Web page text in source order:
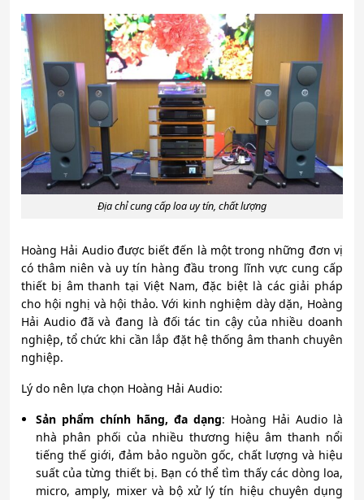
Địa chỉ cung cấp loa uy tín, chất lượng
Hoàng Hải Audio được biết đến là một trong những đơn vị
có thâm niên và uy tín hàng đầu trong lĩnh vực cung cấp
thiết bị âm thanh tại Việt Nam, đặc biệt là các giải pháp
cho hội nghị và hội thảo. Với kinh nghiệm dày dặn, Hoàng
Hải Audio đã và đang là đối tác tin cậy của nhiều doanh
nghiệp, tổ chức khi cần lắp đặt hệ thống âm thanh chuyên
nghiệp.
Lý do nên lựa chọn Hoàng Hải Audio:
Sản phẩm chính hãng, đa dạng: Hoàng Hải Audio là
nhà phân phối của nhiều thương hiệu âm thanh nổi
tiếng thế giới, đảm bảo nguồn gốc, chất lượng và hiệu
suất của từng thiết bị. Bạn có thể tìm thấy các dòng loa,
micro, amply, mixer và bộ xử lý tín hiệu chuyên dụng